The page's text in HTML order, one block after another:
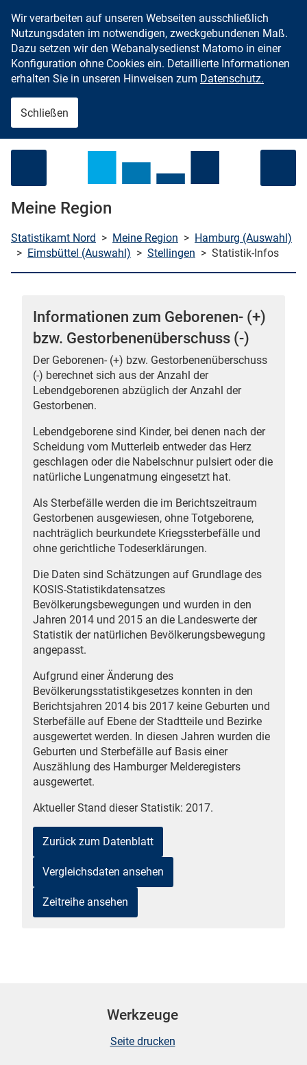
Zum Inhalt springen
(Mikrozensus)
Wir verarbeiten auf unseren Webseiten ausschließlich
Nutzungsdaten im notwendigen, zweckgebundenen Maß.
Dazu setzen wir den Webanalysedienst Matomo in einer
Konfiguration ohne Cookies ein. Detaillierte Informationen
erhalten Sie in unseren Hinweisen zum Datenschutz.
Schließen
Meine Region
Statistikamt Nord > Meine Region > Hamburg (Auswahl)
> Eimsbüttel (Auswahl) > Stellingen > Statistik-Infos
Informationen zum Geborenen- (+)
bzw. Gestorbenenüberschuss (-)
Der Geborenen- (+) bzw. Gestorbenenüberschuss
(-) berechnet sich aus der Anzahl der
Lebendgeborenen abzüglich der Anzahl der
Gestorbenen.
Lebendgeborene sind Kinder, bei denen nach der
Scheidung vom Mutterleib entweder das Herz
geschlagen oder die Nabelschnur pulsiert oder die
natürliche Lungenatmung eingesetzt hat.
Als Sterbefälle werden die im Berichtszeitraum
Gestorbenen ausgewiesen, ohne Totgeborene,
nachträglich beurkundete Kriegssterbefälle und
ohne gerichtliche Todeserklärungen.
Die Daten sind Schätzungen auf Grundlage des
KOSIS-Statistikdatensatzes
Bevölkerungsbewegungen und wurden in den
Jahren 2014 und 2015 an die Landeswerte der
Statistik der natürlichen Bevölkerungsbewegung
angepasst.
Aufgrund einer Änderung des
Bevölkerungsstatistikgesetzes konnten in den
Berichtsjahren 2014 bis 2017 keine Geburten und
Sterbefälle auf Ebene der Stadtteile und Bezirke
ausgewertet werden. In diesen Jahren wurden die
Geburten und Sterbefälle auf Basis einer
Auszählung des Hamburger Melderegisters
ausgewertet.
Aktueller Stand dieser Statistik: 2017.
Zurück zum Datenblatt
Vergleichsdaten ansehen
Zeitreihe ansehen
Werkzeuge
Seite drucken